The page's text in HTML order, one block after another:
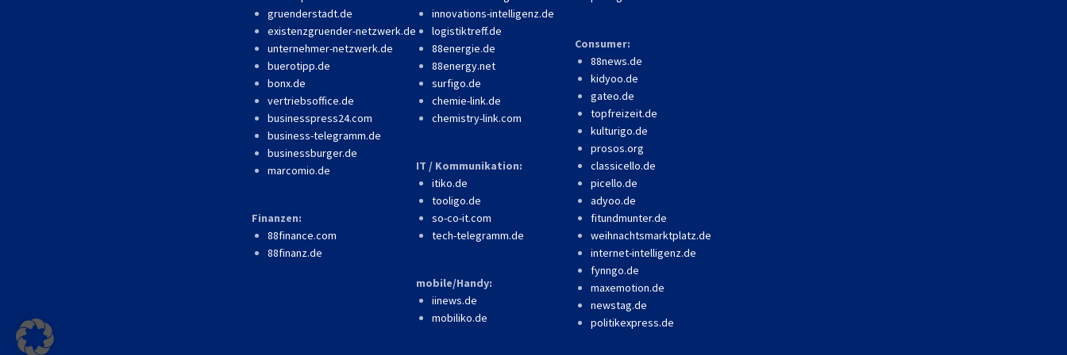
gruenderstadt.de
existenzgruender-netzwerk.de
unternehmer-netzwerk.de
buerotipp.de
bonx.de
vertriebsoffice.de
businesspress24.com
business-telegramm.de
businessburger.de
marcomio.de
Finanzen:
88finance.com
88finanz.de
innovations-intelligenz.de
logistiktreff.de
88energie.de
88energy.net
surfigo.de
chemie-link.de
chemistry-link.com
IT / Kommunikation:
itiko.de
tooligo.de
so-co-it.com
tech-telegramm.de
mobile/Handy:
iinews.de
mobiliko.de
Consumer:
88news.de
kidyoo.de
gateo.de
topfreizeit.de
kulturigo.de
prosos.org
classicello.de
picello.de
adyoo.de
fitundmunter.de
weihnachtsmarktplatz.de
internet-intelligenz.de
fynngo.de
maxemotion.de
newstag.de
politikexpress.de